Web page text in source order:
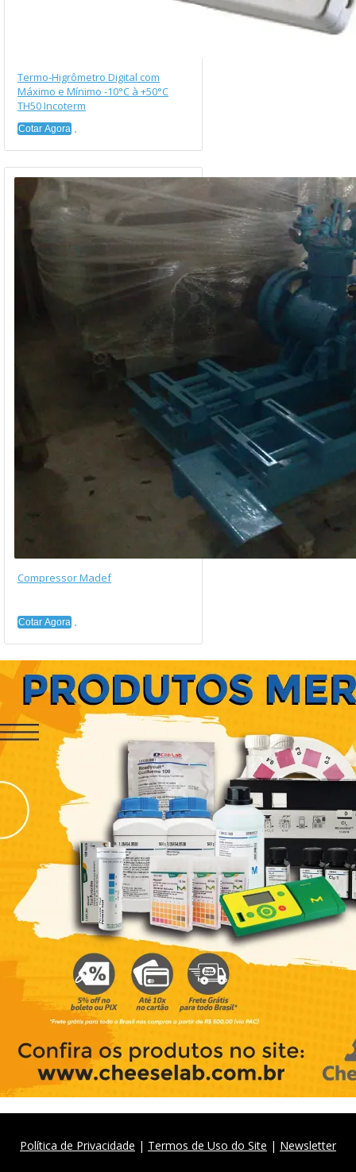
Termo-Higrômetro Digital com
Máximo e Mínimo -10°C à +50°C
TH50 Incoterm
Cotar Agora
Compressor Madef
Cotar Agora
Política de Privacidade | Termos de Uso do Site | Newsletter